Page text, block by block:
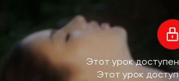
Этот урок
Этот урок